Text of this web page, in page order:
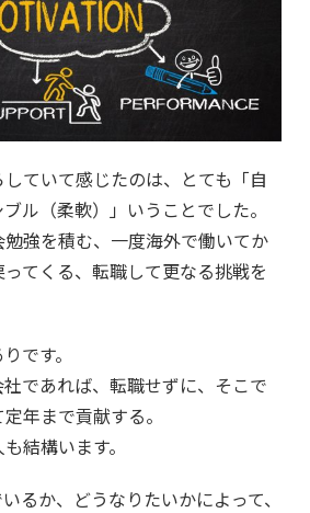
ていて感じたのは、とても「自
ル（柔軟）」いうことでした。
強を積む、一度海外で働いてか
てくる、転職して更なる挑戦を
です。
であれば、転職せずに、そこで
年まで貢献する。
結構います。
るか、どうなりたいかによって、